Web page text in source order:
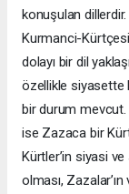
konuşulan dillerdir.
Kurmanci-
dolayı bir dil
özellikle siyasette
bir durum mevcut.
ise Zazaca bir
Kürtler’in siyasi
olması,